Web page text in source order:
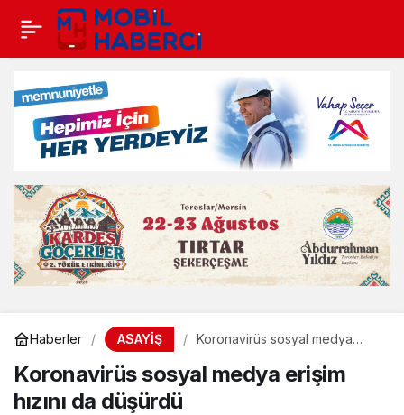
Haberler ASAYİŞ
Koronavirüs sosyal medya
Koronavirüs sosyal medya erişim
hızını da düşürdü